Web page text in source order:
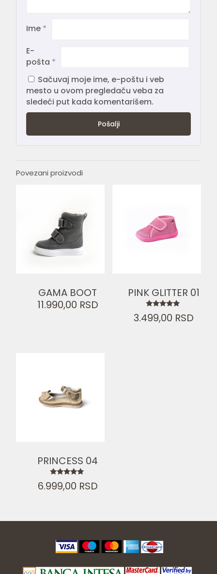
Ime *
E-
pošta *
Sačuvaj moje ime, e-poštu i veb
mesto u ovom pregledaču veba za
sledeći put kada komentarišem.
Povezani proizvodi
GAMA BOOT
11.990,00 RSD
PINK GLITTER 01
Ocenjeno
sa
3.499,00 RSD
PRINCESS 04
Ocenjeno
sa
6.999,00 RSD